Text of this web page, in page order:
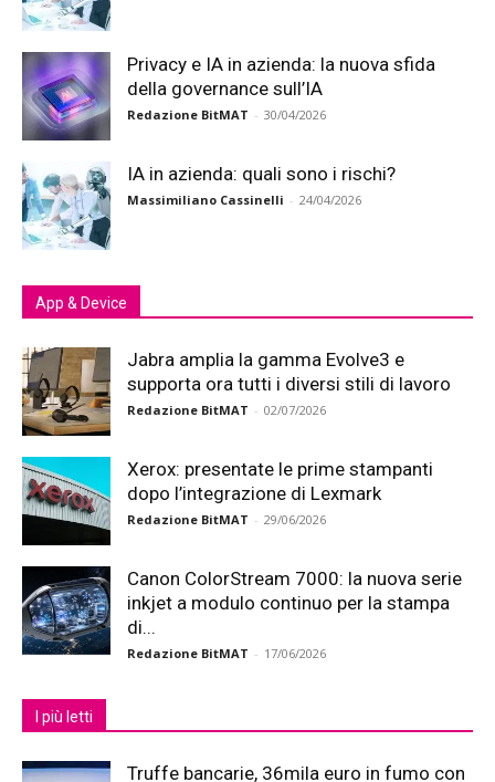
Privacy e IA in azienda: la nuova sfida
della governance sull’IA
Redazione BitMAT - 30/04/2026
IA in azienda: quali sono i rischi?
Massimiliano Cassinelli - 24/04/2026
App & Device
Jabra amplia la gamma Evolve3 e
supporta ora tutti i diversi stili di lavoro
Redazione BitMAT - 02/07/2026
Xerox: presentate le prime stampanti
dopo l’integrazione di Lexmark
Redazione BitMAT - 29/06/2026
Canon ColorStream 7000: la nuova serie
inkjet a modulo continuo per la stampa
di...
Redazione BitMAT - 17/06/2026
I più letti
Truffe bancarie, 36mila euro in fumo con